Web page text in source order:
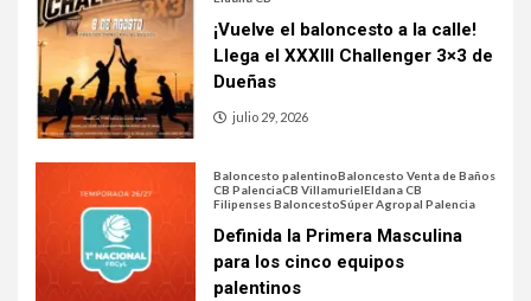
¡Vuelve el baloncesto a la calle!
Llega el XXXIII Challenger 3×3 de
Dueñas
julio 29, 2026
Baloncesto palentinoBaloncesto Venta de Baños
CB PalenciaCB VillamurielEldana CB
Filipenses BaloncestoSúper Agropal Palencia
Definida la Primera Masculina
para los cinco equipos
palentinos